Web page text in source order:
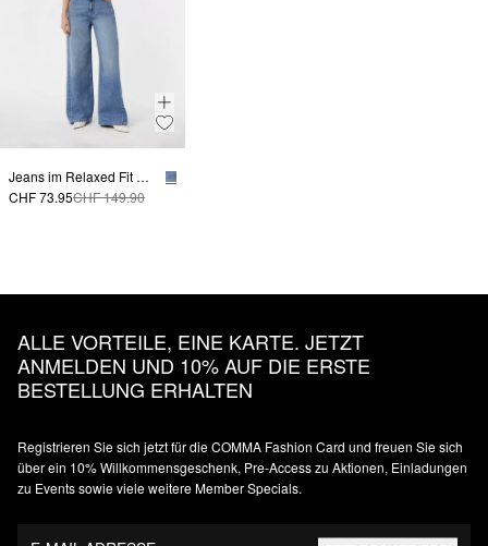
Jeans im Relaxed Fit mit Wide Leg
CHF 73.95CHF 149.90
ALLE VORTEILE, EINE KARTE. JETZT
ANMELDEN UND 10% AUF DIE ERSTE
BESTELLUNG ERHALTEN
Registrieren Sie sich jetzt für die COMMA Fashion Card und freuen Sie sich
über ein 10% Willkommensgeschenk, Pre-Access zu Aktionen, Einladungen
zu Events sowie viele weitere Member Specials.